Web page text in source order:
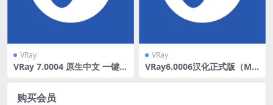
VRay
VRay 7.0004 原生中文 一键无
VRay
VRay6.0006汉化正式版（MA
购买会员